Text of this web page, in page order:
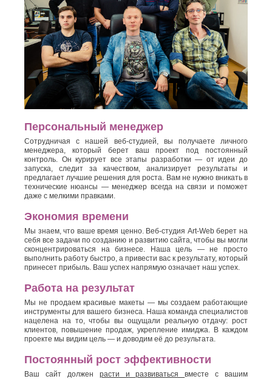
Персональный менеджер
Сотрудничая с нашей веб-студией, вы получаете личного
менеджера, который берет ваш проект под постоянный
контроль. Он курирует все этапы разработки — от идеи до
запуска, следит за качеством, анализирует результаты и
предлагает лучшие решения для роста. Вам не нужно вникать в
технические нюансы — менеджер всегда на связи и поможет
даже с мелкими правками.
Экономия времени
Мы знаем, что ваше время ценно. Веб-студия Art-Web берет на
себя все задачи по созданию и развитию сайта, чтобы вы могли
сконцентрироваться на бизнесе. Наша цель — не просто
выполнить работу быстро, а привести вас к результату, который
принесет прибыль. Ваш успех напрямую означает наш успех.
Работа на результат
Мы не продаем красивые макеты — мы создаем работающие
инструменты для вашего бизнеса. Наша команда специалистов
нацелена на то, чтобы вы ощущали реальную отдачу: рост
клиентов, повышение продаж, укрепление имиджа. В каждом
проекте мы видим цель — и доводим её до результата.
Постоянный рост эффективности
Ваш сайт должен расти и развиватьсявместе с вашим